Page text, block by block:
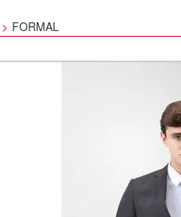
FORMAL